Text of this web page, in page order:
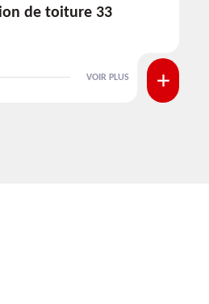
nettoyage de
VOIR PLUS